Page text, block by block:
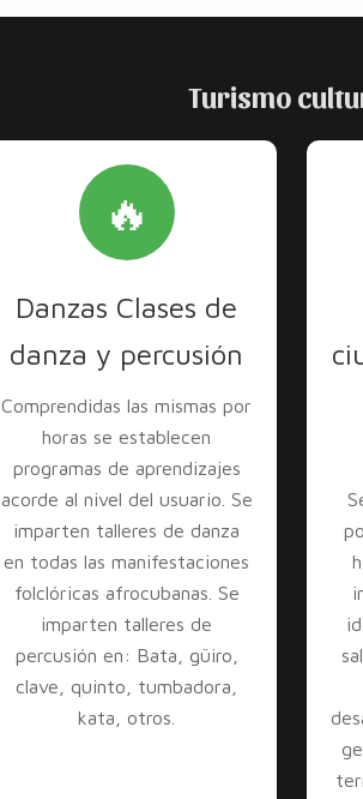
Turismo
🔥
Danzas Clases de
danza y percusión
Comprendidas las mismas por
horas se establecen
programas de aprendizajes
acorde al nivel del usuario. Se
imparten talleres de danza
en todas las manifestaciones
folclóricas afrocubanas. Se
imparten talleres de
percusión en: Bata, güiro,
clave, quinto, tumbadora,
kata, otros.